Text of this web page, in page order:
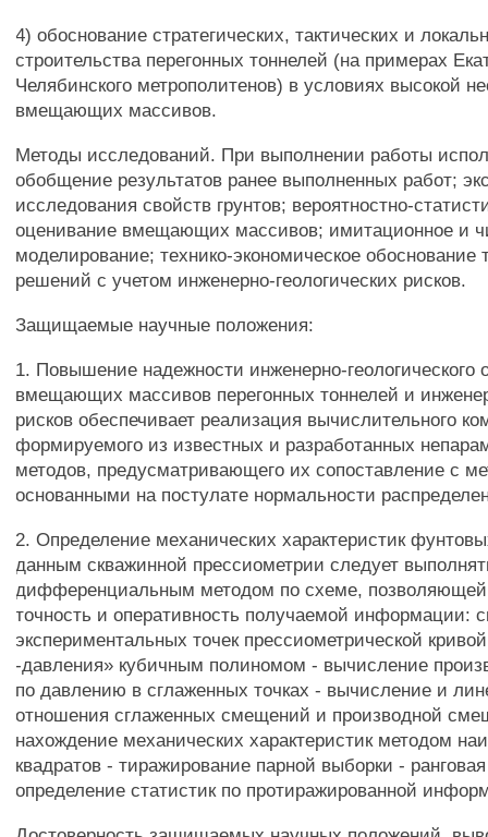
4) обоснование стратегических, тактических и
строительства перегонных тоннелей (на примерах
Челябинского метрополитенов) в условиях высокой
вмещающих массивов.
Методы исследований. При выполнении работы
обобщение результатов ранее выполненных работ;
исследования свойств грунтов; вероятностно-
оценивание вмещающих массивов; имитационное и
моделирование; технико-экономическое обоснование
решений с учетом инженерно-геологических рисков.
Защищаемые научные положения:
1. Повышение надежности инженерно-геологического
вмещающих массивов перегонных тоннелей и
рисков обеспечивает реализация вычислительного
формируемого из известных и разработанных
методов, предусматривающего их сопоставление с
основанными на постулате нормальности
2. Определение механических характеристик
данным скважинной прессиометрии следует
дифференциальным методом по схеме,
точность и оперативность получаемой информации:
экспериментальных точек прессиометрической
-давления» кубичным полиномом - вычисление
по давлению в сглаженных точках - вычисление и
отношения сглаженных смещений и производной
нахождение механических характеристик методом
квадратов - тиражирование парной выборки -
определение статистик по протиражированной